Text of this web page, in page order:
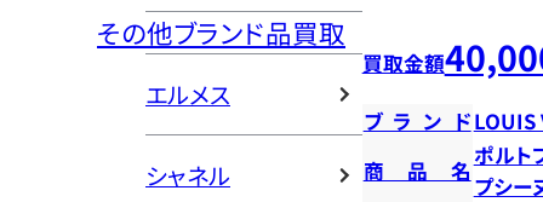
その他ブランド品買取
エルメス
シャネル
買取金額
ブランドLOUIS
商品名
ポルト
プシー